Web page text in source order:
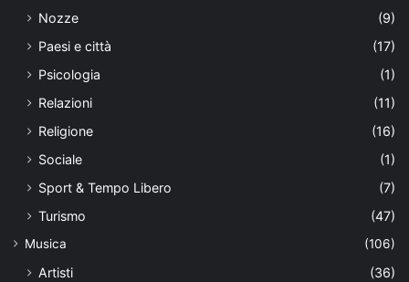
Nozze
(9)
Paesi e città
(17)
Psicologia
(1)
Relazioni
(11)
Religione
(16)
Sociale
(1)
Sport & Tempo Libero
(7)
Turismo
(47)
Musica (106)
Artisti
(36)